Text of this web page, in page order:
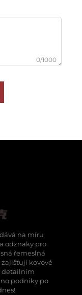
0/1000
na míru
odznaky pro
řemeslná
kovové
detailním
podniky po